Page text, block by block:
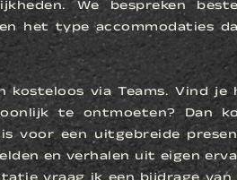
We bespreken
het type accommodaties
kosteloos via Teams. Vind je
te ontmoeten? Dan
voor een uitgebreide
en verhalen uit eigen